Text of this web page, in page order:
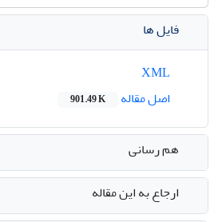
فایل ها
اصل مقاله
901.49 K
هم رسانی
ارجاع به این مقاله